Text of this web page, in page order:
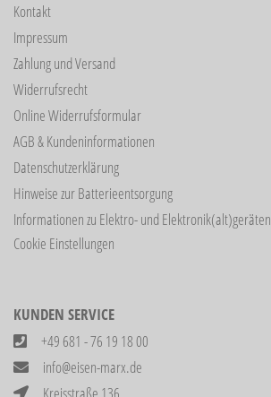
Kontakt
Impressum
Zahlung und Versand
Widerrufsrecht
Online Widerrufsformular
AGB & Kundeninformationen
Datenschutzerklärung
Hinweise zur Batterieentsorgung
Informationen zu Elektro- und Elektronik(alt)geräten
Cookie Einstellungen
KUNDEN SERVICE
+49 681 - 76 19 18 00
info@eisen-marx.de